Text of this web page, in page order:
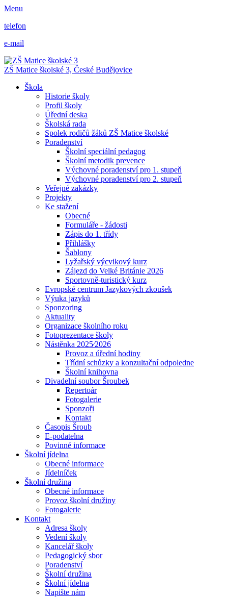
Menu
telefon
e-mail
ZŠ Matice školské 3, České Budějovice
Škola
Historie školy
Profil školy
Úřední deska
Školská rada
Spolek rodičů žáků ZŠ Matice školské
Poradenství
Školní speciální pedagog
Školní metodik prevence
Výchovné poradenství pro 1. stupeň
Výchovné poradenství pro 2. stupeň
Veřejné zakázky
Projekty
Ke stažení
Obecné
Formuláře - žádosti
Zápis do 1. třídy
Přihlášky
Šablony
Lyžařský výcvikový kurz
Zájezd do Velké Británie 2026
Sportovně-turistický kurz
Evropské centrum Jazykových zkoušek
Výuka jazyků
Sponzoring
Aktuality
Organizace školního roku
Fotoprezentace školy
Nástěnka 2025⁄2026
Provoz a úřední hodiny
Třídní schůzky a konzultační odpoledne
Školní knihovna
Divadelní soubor Šroubek
Repertoár
Fotogalerie
Sponzoři
Kontakt
Časopis Šroub
E-podatelna
Povinné informace
Školní jídelna
Obecné informace
Jídelníček
Školní družina
Obecné informace
Provoz školní družiny
Fotogalerie
Kontakt
Adresa školy
Vedení školy
Kancelář školy
Pedagogický sbor
Poradenství
Školní družina
Školní jídelna
Napište nám